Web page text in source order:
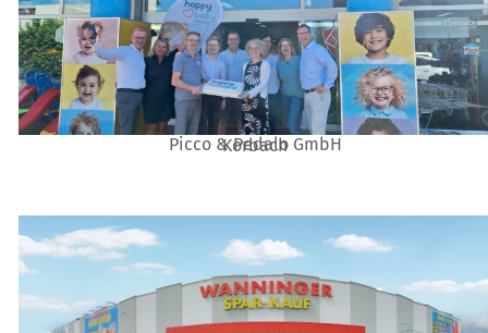
Korbach
Picco & Pedalo GmbH